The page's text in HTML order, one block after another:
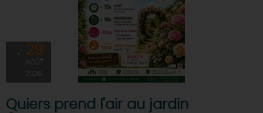
29
AOÛT
2026
Quiers prend l'air au jardin